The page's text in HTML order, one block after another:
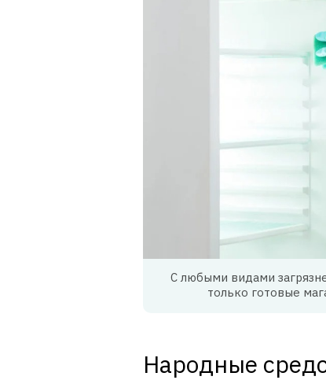
С любыми видами
только готовые
Народные